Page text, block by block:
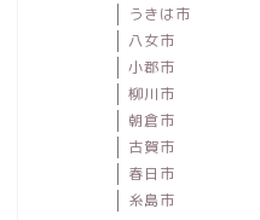
うきは市
八女市
小郡市
柳川市
朝倉市
古賀市
春日市
糸島市